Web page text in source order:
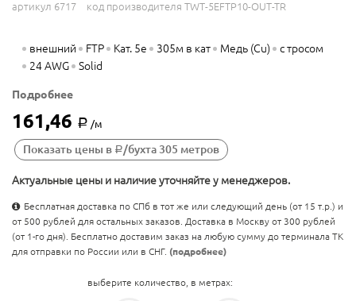
артикул 6717 код производителя TWT-5EFTP10-OUT-TR
внешний FTP Кат. 5e 305м в кат Медь (Cu)
с тросом
24 AWG
Solid
Подробнее
161,46 Р /м
Показать цены в Р /бухта 305 метров
Актуальные цены и наличие уточняйте у менеджеров.
Бесплатная доставка по СПб в тот же или следующий день (от 15 т.р.) и
от 500 рублей для остальных заказов. Доставка в Москву от 300 рублей
(от 1-го дня). Бесплатно доставим заказ на любую сумму до терминала ТК
для отправки по России или в СНГ. (подробнее)
выберите количество, в метрах: